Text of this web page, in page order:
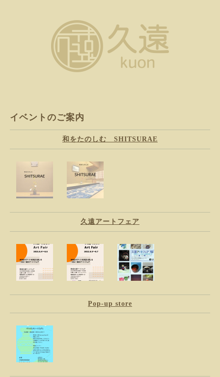
イベントのご案内
和をたのしむ SHITSURAE
久遠アートフェア
Pop-up store